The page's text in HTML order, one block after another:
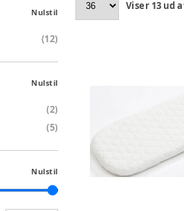
Nulstil
(12)
Nulstil
(2)
(5)
Nulstil
Viser 13 ud